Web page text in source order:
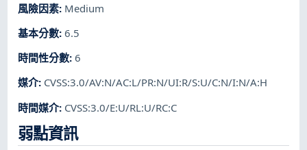
風險因素: Medium
基本分數:6.5
時間性分數:6
媒介: CVSS:3.0/AV:N/AC:L/PR:N/UI:R/S:U/C:N/I:N/A:H
時間媒介: CVSS:3.0/E:U/RL:U/RC:C
弱點資訊